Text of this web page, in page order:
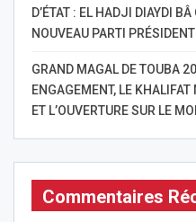
D’ÉTAT : EL HADJI DIAYDI
NOUVEAU PARTI
GRAND MAGAL DE TOUBA
ENGAGEMENT, LE
ET L’OUVERTURE SUR LE
Commentaires